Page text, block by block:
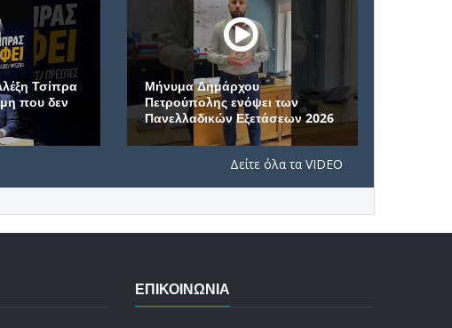
Μήνυμα Δημάρχου
Πετρούπολης ενόψει των
Πανελλαδικών Εξετάσεων 2026
Μέγα Σπήλαιο: Η
μονή της Ελλάδας
Δείτε όλα τα VIDEO
ΕΠΙΚΟΙΝΩΝΊΑ